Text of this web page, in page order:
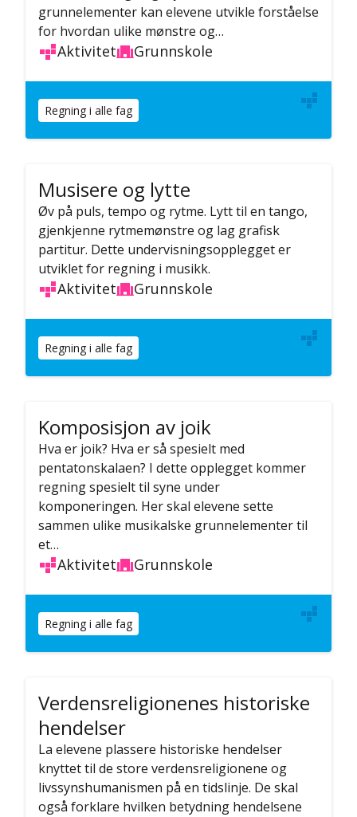
grunnelementer kan elevene utvikle forståelse
for hvordan ulike mønstre og…
Aktivitet Grunnskole
Regning i alle fag
Musisere og lytte
Øv på puls, tempo og rytme. Lytt til en tango,
gjenkjenne rytmemønstre og lag grafisk
partitur. Dette undervisningsopplegget er
utviklet for regning i musikk.
Aktivitet Grunnskole
Regning i alle fag
Komposisjon av joik
Hva er joik? Hva er så spesielt med
pentatonskalaen? I dette opplegget kommer
regning spesielt til syne under
komponeringen. Her skal elevene sette
sammen ulike musikalske grunnelementer til
et…
Aktivitet Grunnskole
Regning i alle fag
Verdensreligionenes historiske
hendelser
La elevene plassere historiske hendelser
knyttet til de store verdensreligionene og
livssynshumanismen på en tidslinje. De skal
også forklare hvilken betydning hendelsene